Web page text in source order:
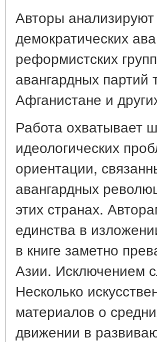
Авторы
демократических
реформистских
авангардных
Афганистане и
Работа охватывает
идеологических
ориентации,
авангардных
этих странах.
единства в
в книге заметно
Азии. Исключением
Несколько
материалов о
движении в